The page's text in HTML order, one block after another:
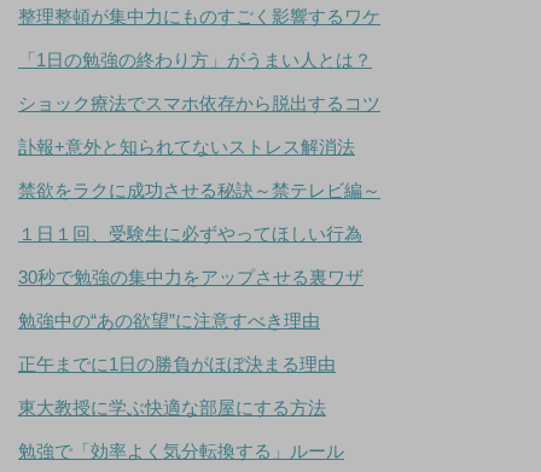
整理整頓が集中力にものすごく影響するワケ
「1日の勉強の終わり方」がうまい人とは？
ショック療法でスマホ依存から脱出するコツ
訃報+意外と知られてないストレス解消法
禁欲をラクに成功させる秘訣～禁テレビ編～
１日１回、受験生に必ずやってほしい行為
30秒で勉強の集中力をアップさせる裏ワザ
勉強中の“あの欲望”に注意すべき理由
正午までに1日の勝負がほぼ決まる理由
東大教授に学ぶ快適な部屋にする方法
勉強で「効率よく気分転換する」ルール